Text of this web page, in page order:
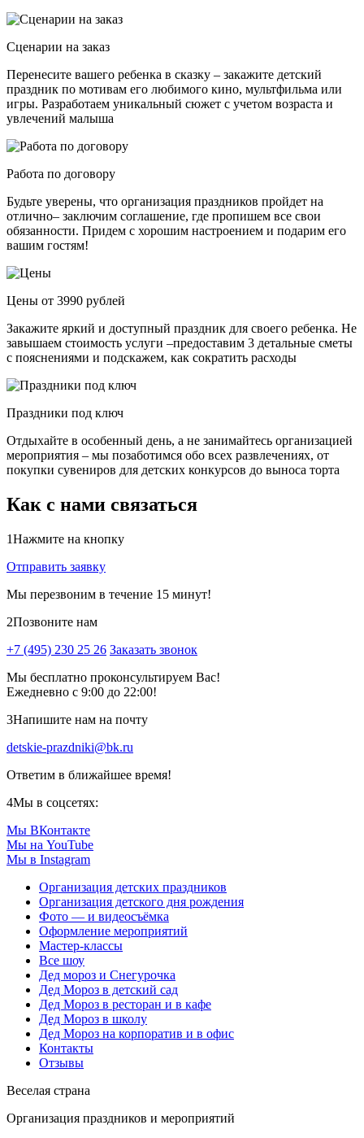
Сценарии на заказ
Перенесите вашего ребенка в сказку – закажите детский
праздник по мотивам его любимого кино, мультфильма или
игры. Разработаем уникальный сюжет с учетом возраста и
увлечений малыша
Работа по договору
Будьте уверены, что организация праздников пройдет на
отлично– заключим соглашение, где пропишем все свои
обязанности. Придем с хорошим настроением и подарим его
вашим гостям!
Цены от 3990 рублей
Закажите яркий и доступный праздник для своего ребенка. Не
завышаем стоимость услуги –предоставим 3 детальные сметы
с пояснениями и подскажем, как сократить расходы
Праздники под ключ
Отдыхайте в особенный день, а не занимайтесь организацией
мероприятия – мы позаботимся обо всех развлечениях, от
покупки сувениров для детских конкурсов до выноса торта
Как с нами связаться
1Нажмите на кнопку
Отправить заявку
Мы перезвоним в течение 15 минут!
2Позвоните нам
+7 (495) 230 25 26 Заказать звонок
Мы бесплатно проконсультируем Вас!
Ежедневно с 9:00 до 22:00!
3Напишите нам на почту
detskie-prazdniki@bk.ru
Ответим в ближайшее время!
4Мы в соцсетях:
Мы ВКонтакте
Мы на YouTube
Мы в Instagram
Организация детских праздников
Организация детского дня рождения
Фото — и видеосъёмка
Оформление мероприятий
Мастер-классы
Все шоу
Дед мороз и Снегурочка
Дед Мороз в детский сад
Дед Мороз в ресторан и в кафе
Дед Мороз в школу
Дед Мороз на корпоратив и в офис
Контакты
Отзывы
Веселая страна
Организация праздников и мероприятий